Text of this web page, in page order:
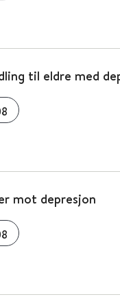
til eldre med
mot depresjon